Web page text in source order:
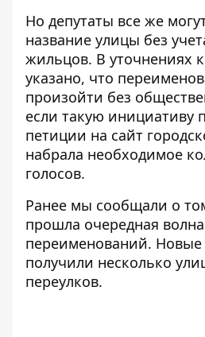
Но депутаты все же
название улицы без
жильцов. В уточнениях
указано, что
произойти без
если такую инициативу
петиции на сайт
набрала необходимое
голосов.
Ранее мы сообщали о
прошла очередная волна
переименований. Новые
получили несколько
переулков.